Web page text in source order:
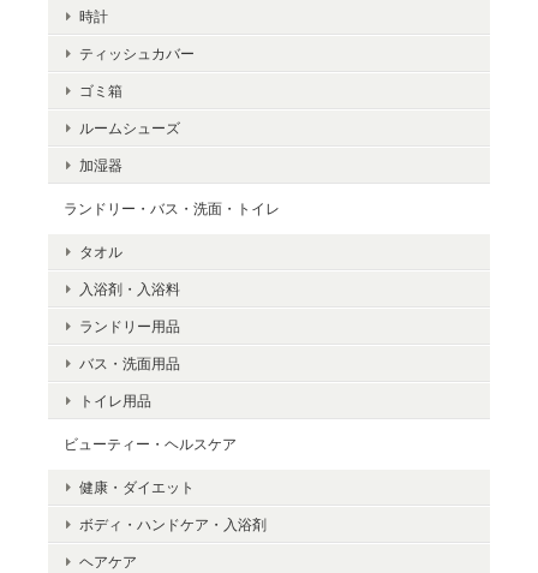
時計
ティッシュカバー
ゴミ箱
ルームシューズ
加湿器
ランドリー・バス・洗面・トイレ
タオル
入浴剤・入浴料
ランドリー用品
バス・洗面用品
トイレ用品
ビューティー・ヘルスケア
健康・ダイエット
ボディ・ハンドケア・入浴剤
ヘアケア